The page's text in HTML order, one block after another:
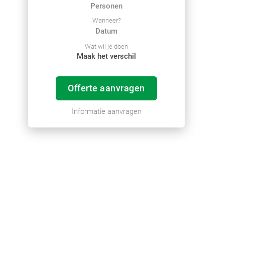
Wanneer?
Wat wil je doen
Maak het verschil
Offerte aanvragen
Informatie aanvragen